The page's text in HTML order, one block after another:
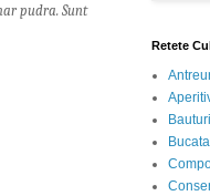
pudra. Sunt
Retete